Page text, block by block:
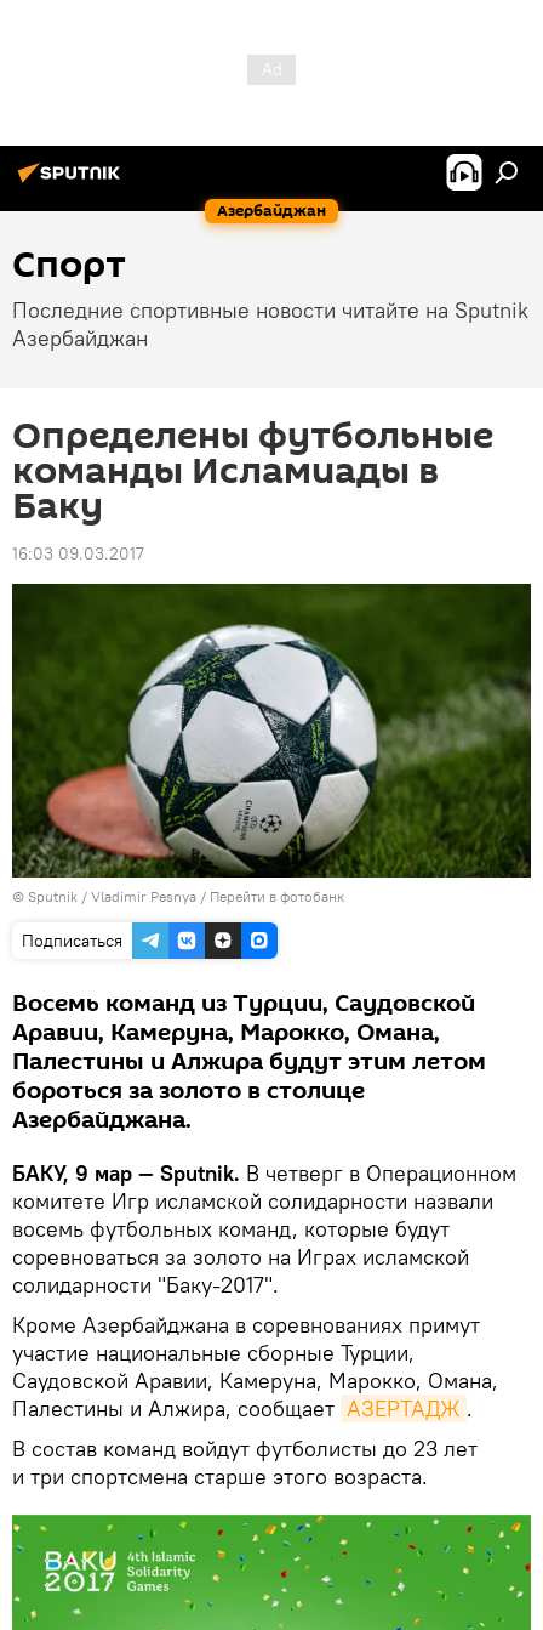
Азербайджан
Спорт
Последние спортивные новости читайте на Sputnik
Азербайджан
Определены футбольные
команды Исламиады в
Баку
16:03 09.03.2017
© Sputnik / Vladimir Pesnya / Перейти в фотобанк
Подписаться
Восемь команд из Турции, Саудовской
Аравии, Камеруна, Марокко, Омана,
Палестины и Алжира будут этим летом
бороться за золото в столице
Азербайджана.
БАКУ, 9 мар — Sputnik. В четверг в Операционном
комитете Игр исламской солидарности назвали
восемь футбольных команд, которые будут
соревноваться за золото на Играх исламской
солидарности "Баку-2017".
Кроме Азербайджана в соревнованиях примут
участие национальные сборные Турции,
Саудовской Аравии, Камеруна, Марокко, Омана,
Палестины и Алжира, сообщает АЗЕРТАДЖ .
В состав команд войдут футболисты до 23 лет
и три спортсмена старше этого возраста.